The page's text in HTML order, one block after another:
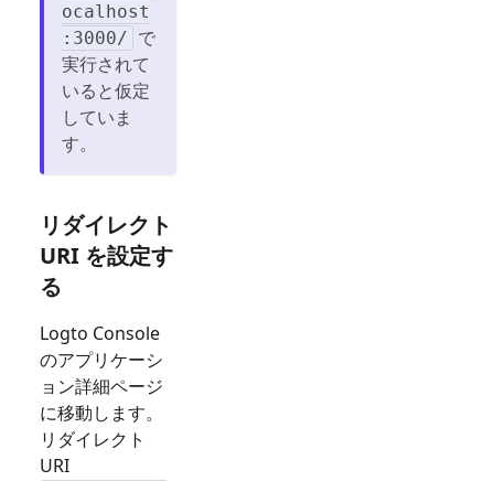
ocalhost
:3000/ で
実行されて
いると仮定
していま
す。
リダイレクト
URI を設定す
る
Logto Console
のアプリケーシ
ョン詳細ページ
に移動します。
リダイレクト
URI